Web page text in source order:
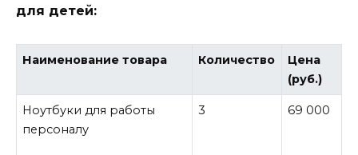
для детей:
Наименование товара Количество
Цена
(руб.)
Ноутбуки для работы
персоналу
3 69 000